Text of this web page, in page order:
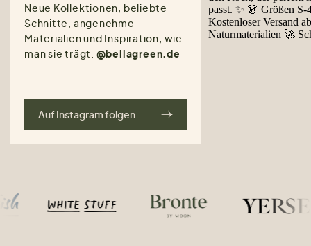
Neue Kollektionen, beliebte
Schnitte, angenehme
Materialien und Inspiration, wie
man sie trägt. @bellagreen.de
Auf Instagram folgen